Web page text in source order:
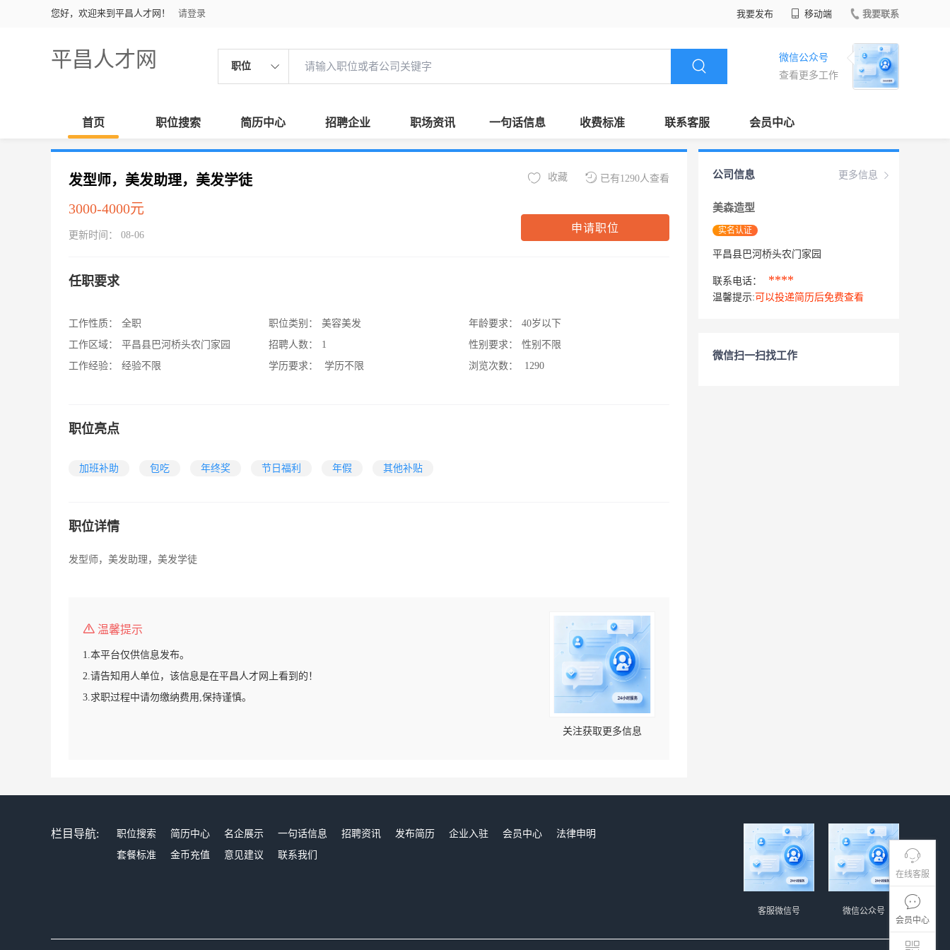
您好，欢迎来到平昌人才网！ 请登录 我要发布 移动端 我要联系
平昌人才网 职位
微信公众号
查看更多工作
首页 职位搜索 简历中心 招聘企业 职场资讯 一句话信息 收费标准 联系客服 会员中心
在线客服
会员中心
发型师，美发助理，美发学徒
3000-4000元
更新时间： 08-06
已有1290人查看
收藏
申请职位
任职要求
工作性质：
全职
工作区域：
平昌县巴河桥头农门家园
工作经验：
经验不限
职位类别：
美容美发
招聘人数：
1
学历要求：
学历不限
年龄要求：
40岁以下
性别要求：
性别不限
浏览次数：
1290
职位亮点
加班补助 包吃 年终奖 节日福利 年假 其他补贴
职位详情
发型师，美发助理，美发学徒
温馨提示
1.本平台仅供信息发布。
2.请告知用人单位，该信息是在平昌人才网上看到的！
3.求职过程中请勿缴纳费用,保持谨慎。
关注获取更多信息
更多信息
公司信息
美森造型
实名认证
平昌县巴河桥头农门家园
联系电话： ****
温馨提示: 可以投递简历后免费查看
微信扫一扫找工作
栏目导航: 职位搜索 简历中心 名企展示 一句话信息 招聘资讯 发布简历 企业入驻 会员中心
法律申明
套餐标准
金币充值 意见建议 联系我们
微信公众号
客服微信号